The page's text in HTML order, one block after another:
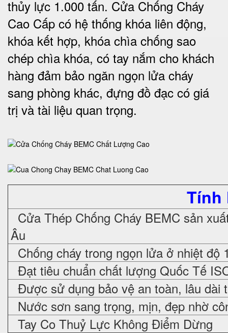
thủy lực 1.000 tấn. Cửa Chống Cháy
Cao Cấp có hệ thống khóa liên động,
khóa kết hợp, khóa chìa chống sao
chép chìa khóa, có tay nắm cho khách
hàng đảm bảo ngăn ngọn lửa cháy
sang phòng khác, đựng đồ đạc có giá
trị và tài liệu quan trọng.
Tính
Cửa Thép Chống Cháy BEMC sản
Âu
Chống cháy trong ngọn lửa ở nhiệt độ
Đạt tiêu chuẩn chất lượng Quốc Tế
Được sử dụng bảo vệ an toàn, lâu dài
Nước sơn sang trọng, mịn, đẹp nhờ
Tay Co Thuỷ Lực Không Điểm Dừng